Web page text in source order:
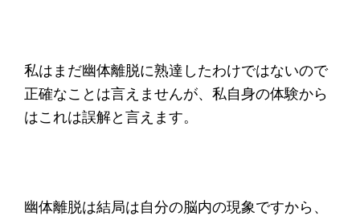
私はまだ幽体離脱に熟達したわけではないので
正確なことは言えませんが、私自身の体験から
はこれは誤解と言えます。
幽体離脱は結局は自分の脳内の現象ですから、